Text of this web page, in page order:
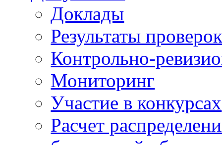
Доклады
Результаты
Контрольно-
Мониторинг
Участие в конкурсах
Расчет